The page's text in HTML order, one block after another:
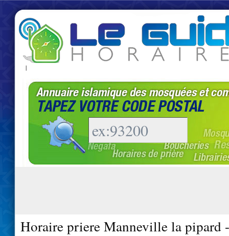
|
Horaire priere Manneville la pipard